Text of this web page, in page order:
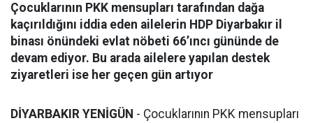
Çocuklarının PKK mensupları tarafından dağa
kaçırıldığını iddia eden ailelerin HDP Diyarbakır il
binası önündeki evlat nöbeti 66’ıncı gününde de
devam ediyor. Bu arada ailelere yapılan destek
ziyaretleri ise her geçen gün artıyor
DİYARBAKIR YENİGÜN - Çocuklarının PKK mensupları